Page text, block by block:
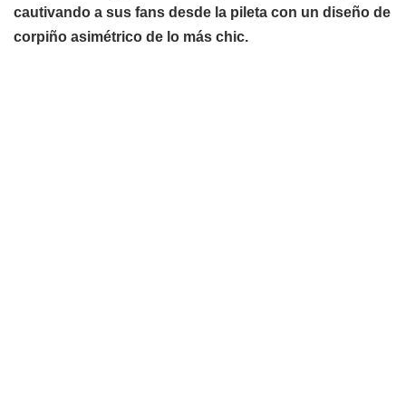
cautivando a sus fans desde la pileta con un diseño de
corpiño asimétrico de lo más chic.